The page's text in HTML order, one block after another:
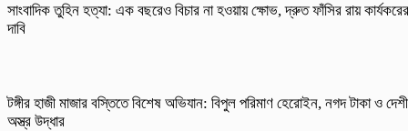
সাংবাদিক তুহিন হত্যা: এক বছরেও বিচার না হওয়ায় ক্ষোভ, দ্রুত ফাঁসির রায় কার্যকরের
দাবি
টঙ্গীর হাজী মাজার বস্তিতে বিশেষ অভিযান: বিপুল পরিমাণ হেরোইন, নগদ টাকা ও
অস্ত্র উদ্ধার